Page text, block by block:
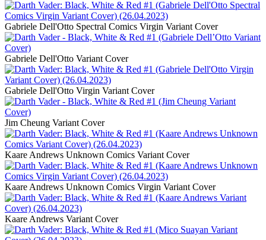
Gabriele Dell'Otto Spectral Comics Virgin Variant Cover
Gabriele Dell'Otto Variant Cover
Gabriele Dell'Otto Virgin Variant Cover
Jim Cheung Variant Cover
Kaare Andrews Unknown Comics Variant Cover
Kaare Andrews Unknown Comics Virgin Variant Cover
Kaare Andrews Variant Cover